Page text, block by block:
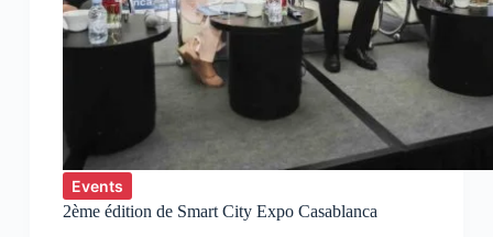
Events
2ème édition de Smart City Expo Casablanca